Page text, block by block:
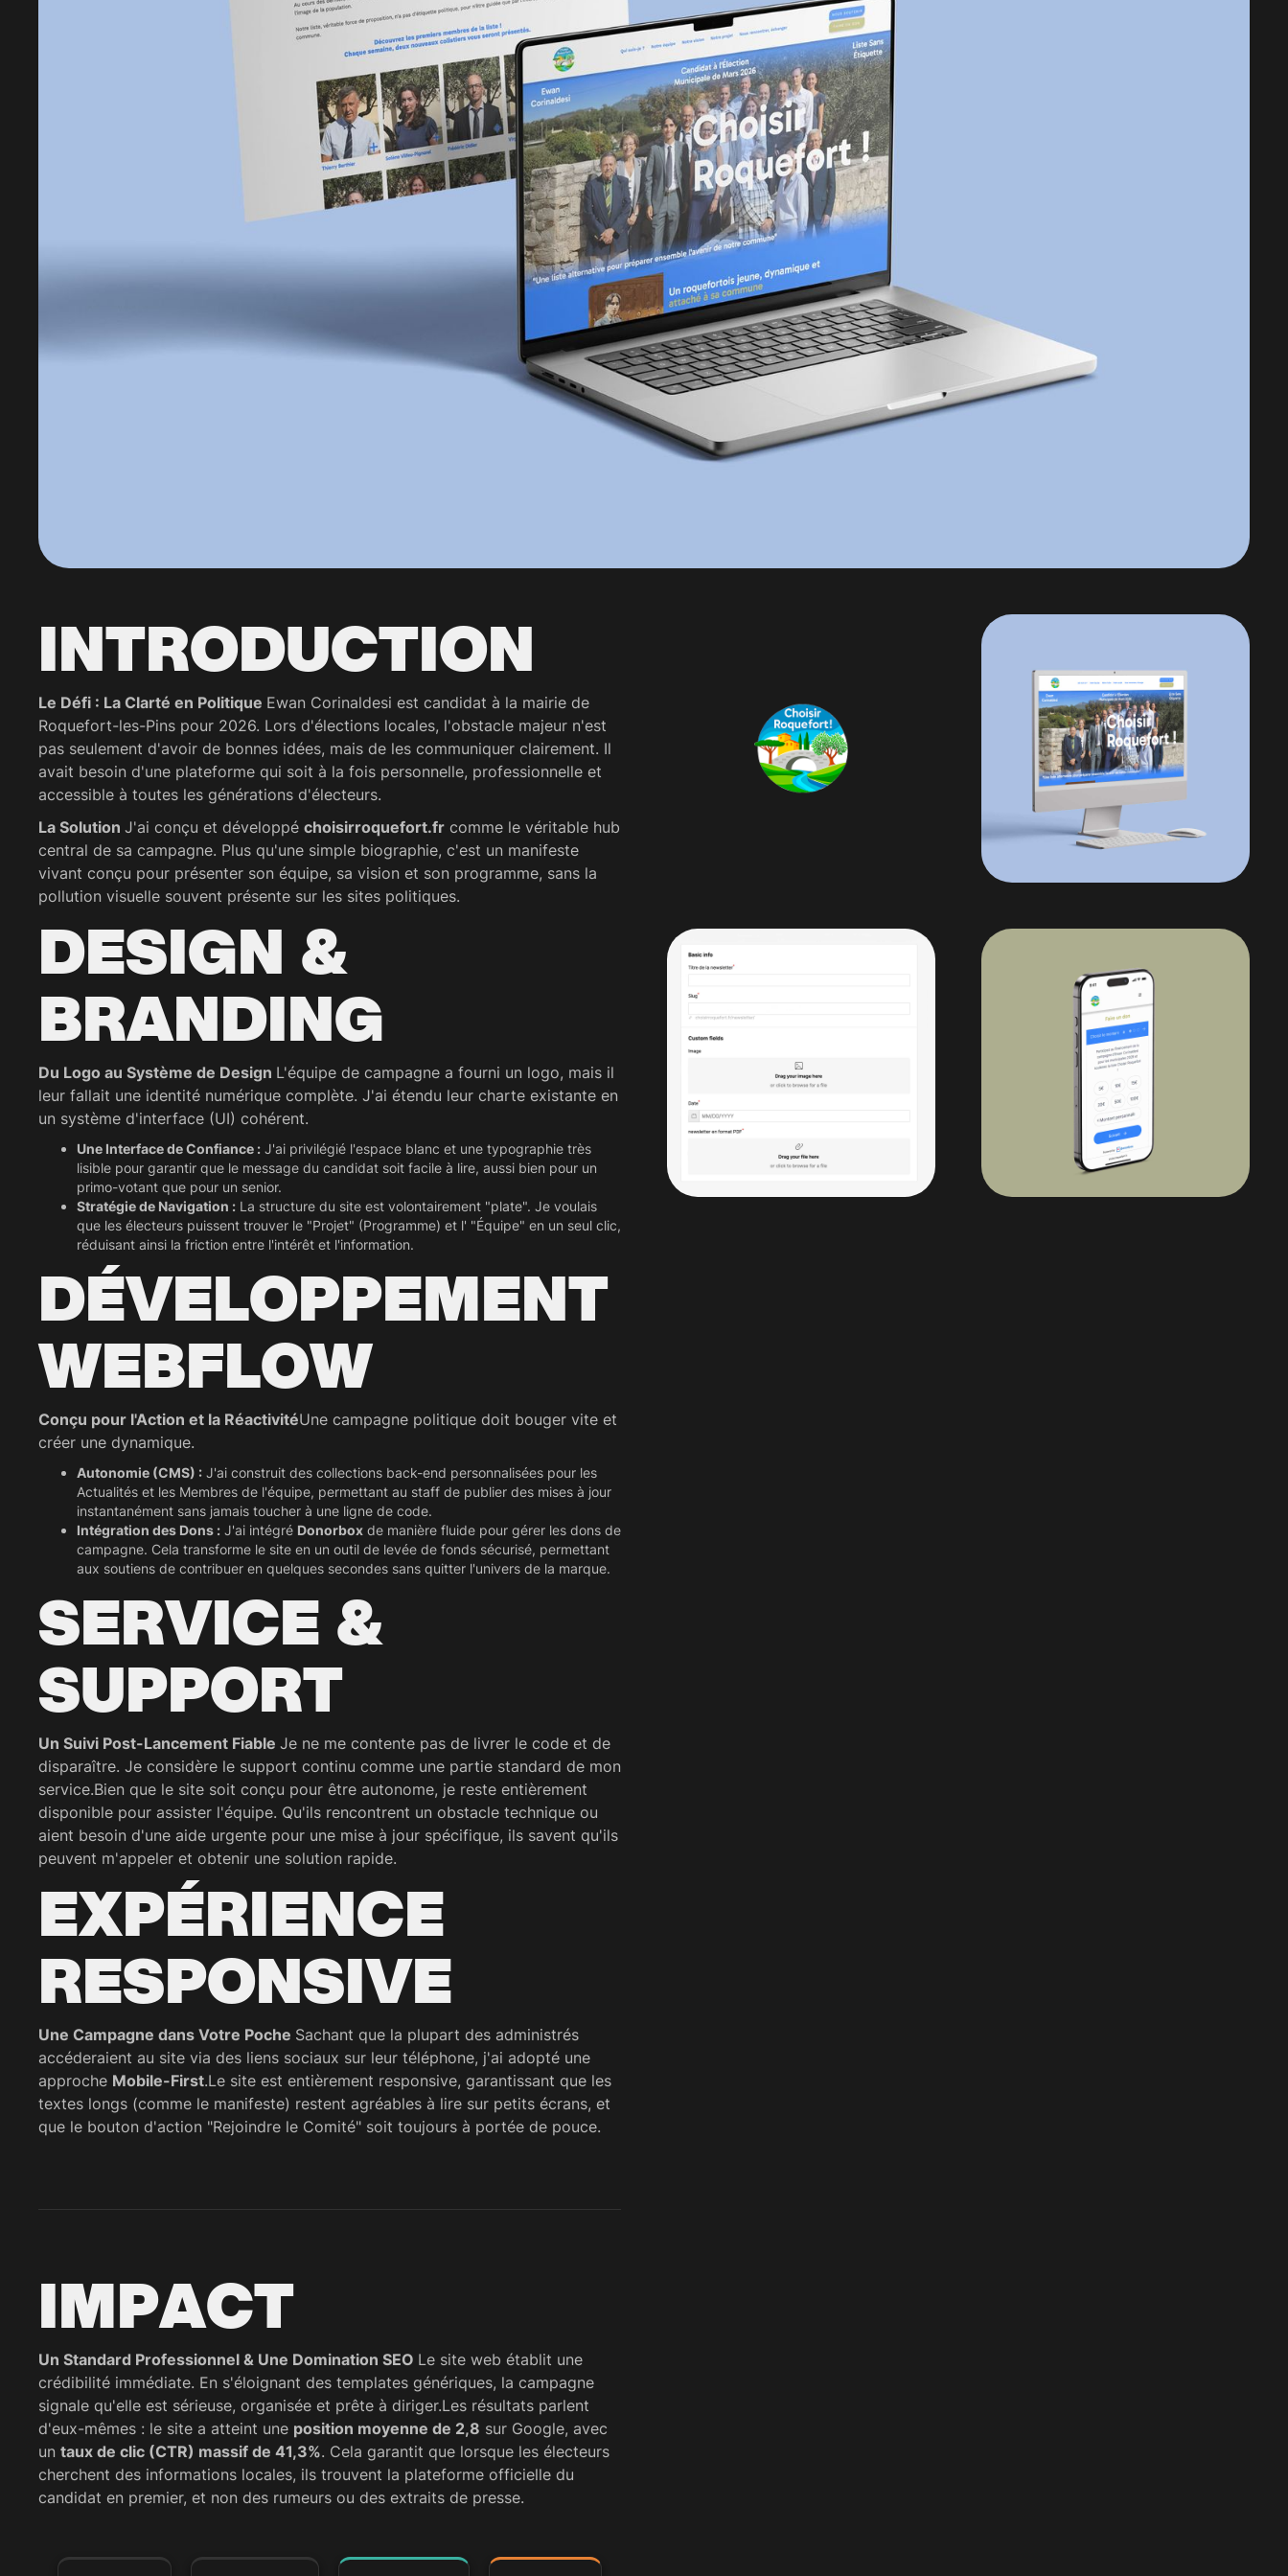
INTRODUCTION
Le Défi : La Clarté en Politique Ewan Corinaldesi est candidat à la mairie de
Roquefort-les-Pins pour 2026. Lors d'élections locales, l'obstacle majeur n'est
pas seulement d'avoir de bonnes idées, mais de les communiquer clairement. Il
avait besoin d'une plateforme qui soit à la fois personnelle, professionnelle et
accessible à toutes les générations d'électeurs.
La Solution J'ai conçu et développé choisirroquefort.fr comme le véritable hub
central de sa campagne. Plus qu'une simple biographie, c'est un manifeste
vivant conçu pour présenter son équipe, sa vision et son programme, sans la
pollution visuelle souvent présente sur les sites politiques.
DESIGN &
BRANDING
Du Logo au Système de Design L'équipe de campagne a fourni un logo, mais il
leur fallait une identité numérique complète. J'ai étendu leur charte existante en
un système d'interface (UI) cohérent.
Une Interface de Confiance : J'ai privilégié l'espace blanc et une typographie très
lisible pour garantir que le message du candidat soit facile à lire, aussi bien pour un
primo-votant que pour un senior.
Stratégie de Navigation : La structure du site est volontairement "plate". Je voulais
que les électeurs puissent trouver le "Projet" (Programme) et l' "Équipe" en un seul clic,
réduisant ainsi la friction entre l'intérêt et l'information.
DÉVELOPPEMENT
WEBFLOW
Conçu pour l'Action et la RéactivitéUne campagne politique doit bouger vite et
créer une dynamique.
Autonomie (CMS) : J'ai construit des collections back-end personnalisées pour les
Actualités et les Membres de l'équipe, permettant au staff de publier des mises à jour
instantanément sans jamais toucher à une ligne de code.
Intégration des Dons : J'ai intégré Donorbox de manière fluide pour gérer les dons de
campagne. Cela transforme le site en un outil de levée de fonds sécurisé, permettant
aux soutiens de contribuer en quelques secondes sans quitter l'univers de la marque.
SERVICE &
SUPPORT
Un Suivi Post-Lancement Fiable Je ne me contente pas de livrer le code et de
disparaître. Je considère le support continu comme une partie standard de mon
service.Bien que le site soit conçu pour être autonome, je reste entièrement
disponible pour assister l'équipe. Qu'ils rencontrent un obstacle technique ou
aient besoin d'une aide urgente pour une mise à jour spécifique, ils savent qu'ils
peuvent m'appeler et obtenir une solution rapide.
EXPÉRIENCE
RESPONSIVE
Une Campagne dans Votre Poche Sachant que la plupart des administrés
accéderaient au site via des liens sociaux sur leur téléphone, j'ai adopté une
approche Mobile-First.Le site est entièrement responsive, garantissant que les
textes longs (comme le manifeste) restent agréables à lire sur petits écrans, et
que le bouton d'action "Rejoindre le Comité" soit toujours à portée de pouce.
IMPACT
Un Standard Professionnel & Une Domination SEO Le site web établit une
crédibilité immédiate. En s'éloignant des templates génériques, la campagne
signale qu'elle est sérieuse, organisée et prête à diriger.Les résultats parlent
d'eux-mêmes : le site a atteint une position moyenne de 2,8 sur Google, avec
un taux de clic (CTR) massif de 41,3%. Cela garantit que lorsque les électeurs
cherchent des informations locales, ils trouvent la plateforme officielle du
candidat en premier, et non des rumeurs ou des extraits de presse.